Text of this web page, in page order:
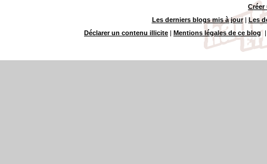
Créer
Les derniers blogs mis à jour| Les
Déclarer un contenu illicite | Mentions légales de ce blog